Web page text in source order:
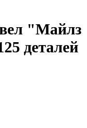
"Майлз
деталей